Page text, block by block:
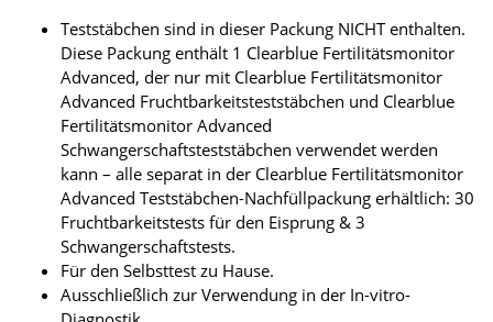
Teststäbchen sind in dieser Packung NICHT enthalten.
Diese Packung enthält 1 Clearblue Fertilitätsmonitor
Advanced, der nur mit Clearblue Fertilitätsmonitor
Advanced Fruchtbarkeitsteststäbchen und Clearblue
Fertilitätsmonitor Advanced
Schwangerschaftsteststäbchen verwendet werden
kann – alle separat in der Clearblue Fertilitätsmonitor
Advanced Teststäbchen-Nachfüllpackung erhältlich: 30
Fruchtbarkeitstests für den Eisprung & 3
Schwangerschaftstests.
Für den Selbsttest zu Hause.
Ausschließlich zur Verwendung in der In-vitro-